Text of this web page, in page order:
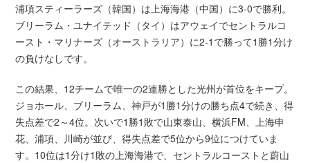
浦項スティーラーズ（韓国）は上海海港（中国）に3-0で勝利。
ブリーラム・ユナイテッド（タイ）はアウェイでセントラルコ
ースト・マリナーズ（オーストラリア）に2-1で勝って1勝1分け
の負けなしです。
この結果、12チームで唯一の2連勝とした光州が首位をキープ。
ジョホール、ブリーラム、神戸が1勝1分けの勝ち点4で続き、得
失点差で2～4位。次いで1勝1敗で山東泰山、横浜FM、上海申
花、浦項、川崎が並び、得失点差で5位から9位につけていま
す。10位は1分け1敗の上海海港で、セントラルコーストと蔚山